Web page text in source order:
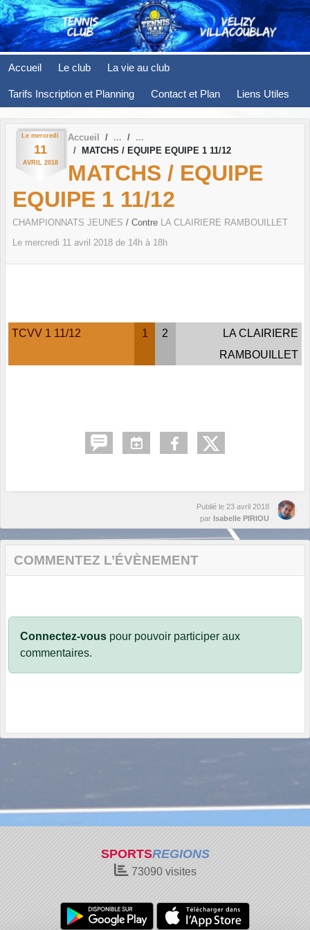
Accueil Le club La vie au club
Tarifs Inscription et Planning Contact et Plan Liens Utiles
Le mercredi
11
AVRIL 2018
Accueil
MATCHS / EQUIPE EQUIPE 1 11/12
MATCHS / EQUIPE
EQUIPE 1 11/12
CHAMPIONNATS JEUNES / Contre LA CLAIRIERE RAMBOUILLET
Le mercredi 11 avril 2018 de 14h à 18h
TCVV 1 11/12 1 2
LA CLAIRIERE
RAMBOUILLET
Publié le 23 avril 2018
par Isabelle PIRIOU
COMMENTEZ L’ÉVÈNEMENT
Connectez-vous pour pouvoir participer aux
commentaires.
SPORTSREGIONS
73090visites
Panneau de gestion des cookies